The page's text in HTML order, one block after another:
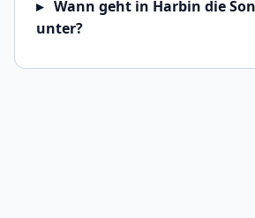
Wann geht in Harbin die
unter?